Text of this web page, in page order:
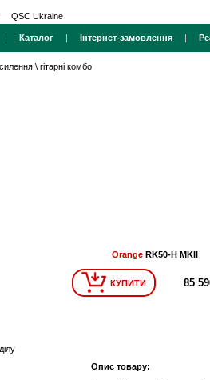
QSC Ukraine
Каталог | Інтернет-замовлення |
\ гітарні комбо
Orange RK50-H MKII
КУПИТИ 85
Опис товару: